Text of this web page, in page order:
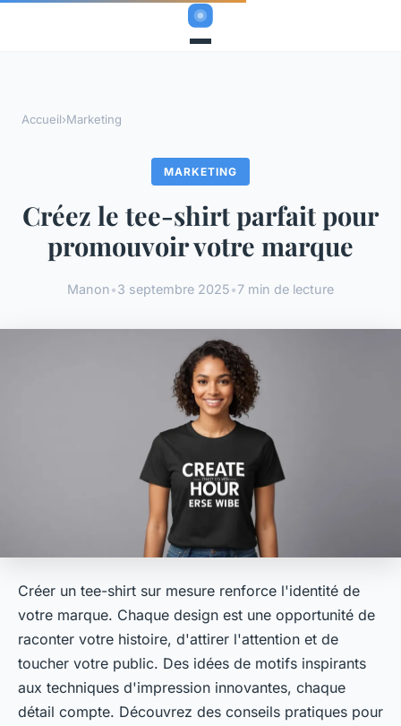
Accueil›Marketing
MARKETING
Créez le tee-shirt parfait pour
promouvoir votre marque
Manon•3 septembre 2025•7 min de lecture
Créer un tee-shirt sur mesure renforce l'identité de
votre marque. Chaque design est une opportunité de
raconter votre histoire, d'attirer l'attention et de
toucher votre public. Des idées de motifs inspirants
aux techniques d'impression innovantes, chaque
détail compte. Découvrez des conseils pratiques pour